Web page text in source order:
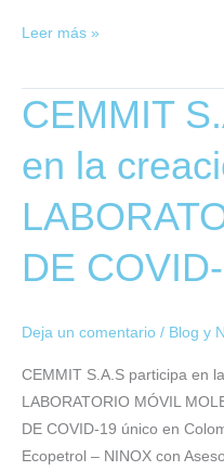
Leer más »
CEMMIT
en la
DE
Deja un comentario / Blog y
CEMMIT S.A.S participa en
LABORATORIO MÓVIL
DE COVID-19 único en
Ecopetrol – NINOX con
CEMMIT
S.A.S
participa
en
del
DE
COVID-
19